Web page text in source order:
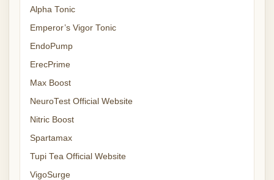
Alpha Tonic
Emperor’s Vigor Tonic
EndoPump
ErecPrime
Max Boost
NeuroTest Official Website
Nitric Boost
Spartamax
Tupi Tea Official Website
VigoSurge